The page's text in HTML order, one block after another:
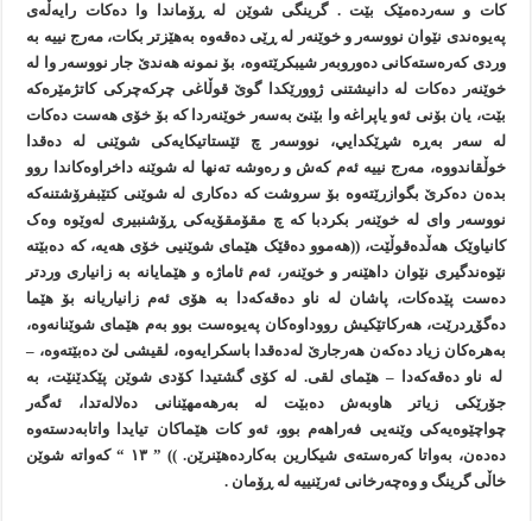
کات و سەردەمێک بێت . گرينگی شوێن لە ڕۆماندا وا دەکات رايەڵەی
پەيوەندی نێوان نووسەر و خوێنەر لە ڕێی دەقەوە بەهێزتر بکات، مەرج نييە بە
وردی کەرەستەکانی دەوروبەر شیبکرێتەوە، بۆ نمونە هەندێ جار نووسەر وا لە
خوێنەر دەکات لە دانيشتنی ژوورێکدا گوێ قوڵاغی چرکەچرکی کاتژمێرەکە
بێت، يان بۆنی ئەو ياپراغە وا بێنێ بەسەر خوێنەردا کە بۆ خۆی هەست دەکات
لە سەر بەڕە شڕێکدایي، نووسەر چ ئێستاتيکايەکی شوێنی لە دەقدا
خوڵقاندووە، مەرج نييە ئەم کەش و رەوشە تەنها لە شوێنە داخراوەکاندا روو
بدەن دەکرێ بگوازرێتەوە بۆ سروشت کە دەکاری لە شوێنی کتێبفرۆشتنەکە
نووسەر وای لە خوێنەر بکردبا کە چ مقۆمقۆيەکی ڕۆشنبيری لەوێوە وەک
کانياوێک هەڵدەقوڵێت، ((هەموو دەقێک هێمای شوێنیی خۆی هەيە، کە دەبێتە
نێوەندگيری نێوان داهێنەر و خوێنەر، ئەم ئاماژە و هێمايانە بە زانياری وردتر
دەست پێدەکات، پاشان لە ناو دەقەکەدا بە هۆی ئەم زانياريانە بۆ هێما
دەگۆڕدرێت، هەرکاتێکيش رووداوەکان پەيوەست بوو بەم هێمای شوێنانەوە،
بەهرەکان زياد دەکەن هەرجارێ لەدەقدا باسکرايەوە، لقيشی لێ دەبێتەوە، –
لە ناو دەقەکەدا – هێمای لقی. لە کۆی گشتيدا کۆدی شوێن پێکدێنێت، بە
جۆرێکی زياتر هاوبەش دەبێت لە بەرهەمهێنانی دەلالەتدا، ئەگەر
چواچێوەيەکی وێنەیی فەراهەم بوو، ئەو کات هێماکان تیايدا واتابەدستەوە
دەدەن، بەواتا کەرەستەی شيکارين بەکاردەهێنرێن. )) ” ١٣ “ کەواتە شوێن
خاڵی گرينگ و وەچەرخانی ئەرێنییە لە ڕۆمان .